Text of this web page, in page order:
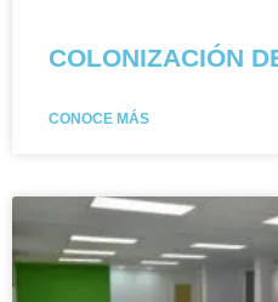
COLONIZACIÓN
CONOCE MÁS